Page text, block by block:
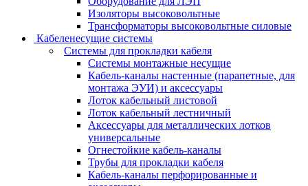
Изоляторы высоковольтные
Трансформаторы высоковольтные силовые
Кабеленесущие системы
Системы для прокладки кабеля
Системы монтажные несущие
Кабель-каналы настенные (парапетные, для
монтажа ЭУИ) и аксессуары
Лоток кабельный листовой
Лоток кабельный лестничный
Аксессуары для металлических лотков
универсальные
Огнестойкие кабель-каналы
Трубы для прокладки кабеля
Кабель-каналы перфорированные и